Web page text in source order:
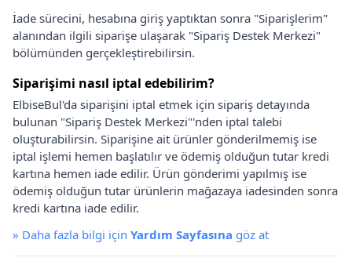
İade sürecini, hesabına giriş yaptıktan sonra "Siparişlerim"
alanından ilgili siparişe ulaşarak "Sipariş Destek Merkezi"
bölümünden gerçekleştirebilirsin.
Siparişimi nasıl iptal edebilirim?
ElbiseBul'da siparişini iptal etmek için sipariş detayında
bulunan "Sipariş Destek Merkezi"'nden iptal talebi
oluşturabilirsin. Siparişine ait ürünler gönderilmemiş ise
iptal işlemi hemen başlatılır ve ödemiş olduğun tutar kredi
kartına hemen iade edilir. Ürün gönderimi yapılmış ise
ödemiş olduğun tutar ürünlerin mağazaya iadesinden sonra
kredi kartına iade edilir.
» Daha fazla bilgi için Yardım Sayfasına göz at